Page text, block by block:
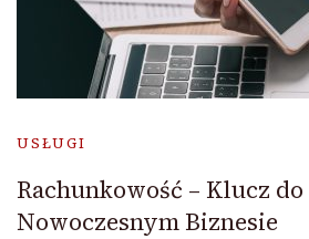
USŁUGI
Rachunkowość – Klucz
Nowoczesnym Biznesie